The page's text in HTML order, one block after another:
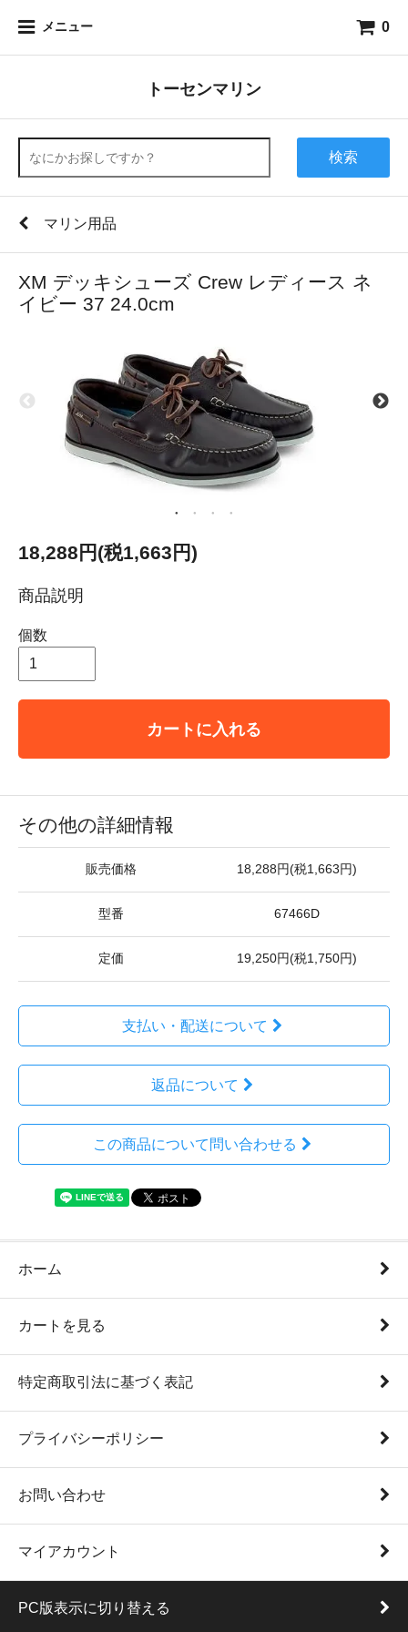
メニュー 0
トーセンマリン
検索
マリン用品
XM デッキシューズ Crew レディース ネ
イビー 37 24.0cm
18,288円(税1,663円)
商品説明
個数
カートに入れる
その他の詳細情報
販売価格 18,288円(税1,663円)
型番 67466D
定価 19,250円(税1,750円)
支払い・配送について
返品について
この商品について問い合わせる
ホーム
カートを見る
特定商取引法に基づく表記
プライバシーポリシー
お問い合わせ
マイアカウント
PC版表示に切り替える